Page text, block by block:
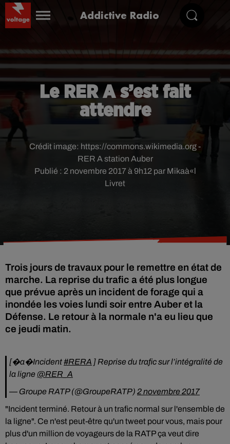
Addictive Radio
Le RER A s’est fait
attendre
Publié : 2 novembre 2017 à 9h12 par Mikaà«l
Livret
Crédit image: https://commons.wikimedia.org -
RER A station Auber
Trois jours de travaux pour le remettre en état de
marche. La reprise du trafic a été plus longue
que prévue après un incident de forage qui a
inondée les voies lundi soir entre Auber et la
Défense. Le retour à la normale n'a eu lieu que
ce jeudi matin.
[�a�️Incident#RERA ] Reprise du trafic sur l’intégralité de
la ligne @RER_A
— Groupe RATP (@GroupeRATP) 2 novembre 2017
"Incident terminé. Retour à un trafic normal sur l'ensemble de
la ligne". Ce n'est peut-être qu'un tweet pour vous, mais pour
plus d'un million de voyageurs de la RATP ça veut dire